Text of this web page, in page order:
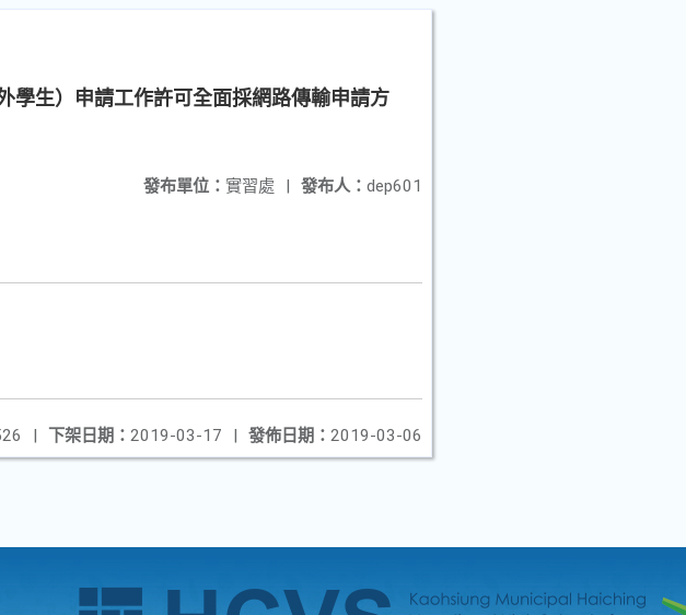
學生）申請工作許可全面採網路傳輸申請方
發布人： dep601
發布單位： 實習處 |
發佈日期： 2019-03-06
下架日期： 2019-03-17 |
|